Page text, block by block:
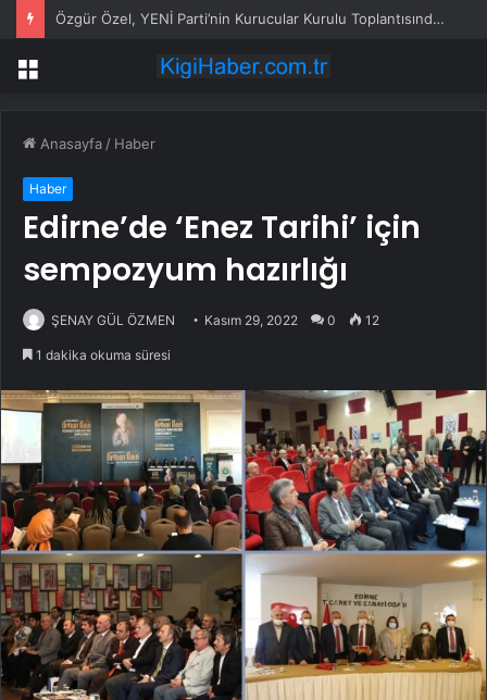
Özgür Özel, YENİ Parti’nin Kurucular Kurulu Toplantısında Oy Birliğiyle Genel Başkan Seçildi
Menü
Anasayfa / Haber
Haber
Edirne’de ‘Enez Tarihi’ için
sempozyum hazırlığı
ŞENAY GÜL ÖZMEN Kasım 29, 2022 0 12
1 dakika okuma süresi